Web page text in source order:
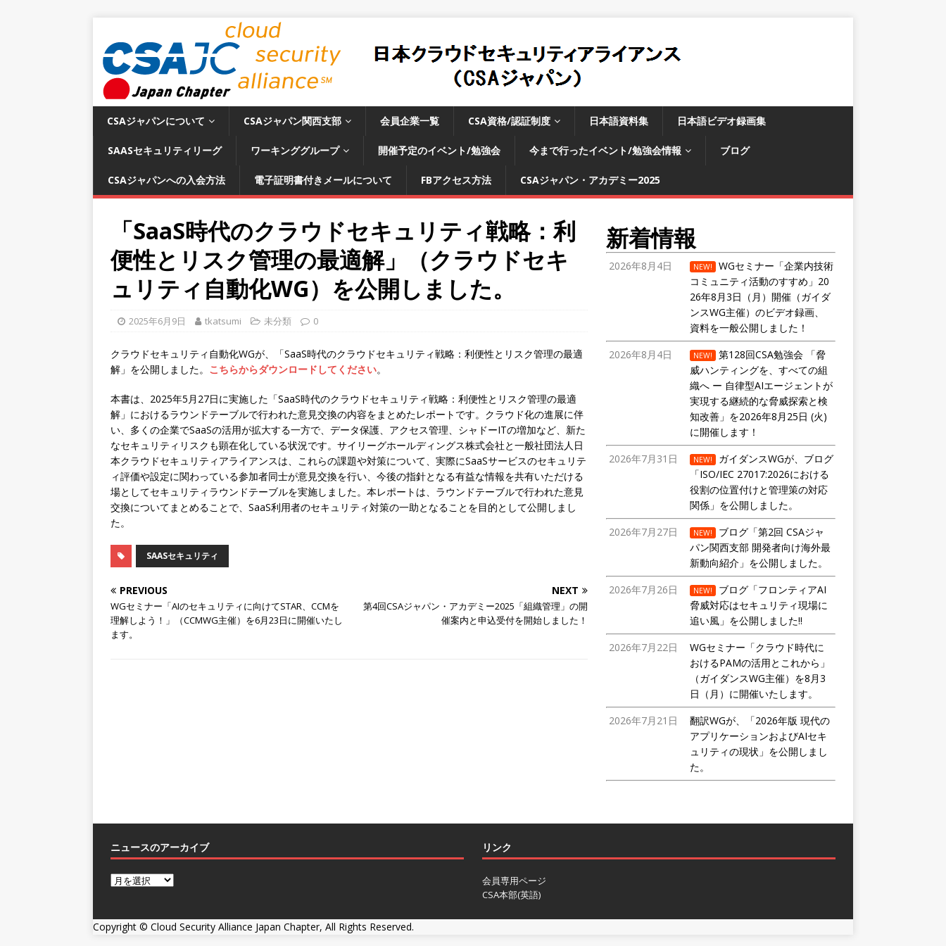
CSAジャパンについて CSAジャパン関西支部 会員企業一覧 CSA資格/認証制度 日本語資料集 日本語ビデオ録画集
SAASセキュリティリーグ ワーキンググループ 開催予定のイベント/勉強会 今まで行ったイベント/勉強会情報 ブログ
CSAジャパンへの入会方法 電子証明書付きメールについて FBアクセス方法 CSAジャパン・アカデミー2025
「SaaS時代のクラウドセキュリティ戦略：利
便性とリスク管理の最適解」（クラウドセキ
ュリティ自動化WG）を公開しました。
2025年6月9日 tkatsumi 未分類 0
クラウドセキュリティ自動化WGが、「SaaS時代のクラウドセキュリティ戦略：利便性とリスク管理の最適
解」を公開しました。 こちらからダウンロードしてください。
本書は、2025年5月27日に実施した「SaaS時代のクラウドセキュリティ戦略：利便性とリスク管理の最適
解」におけるラウンドテーブルで行われた意見交換の内容をまとめたレポートです。クラウド化の進展に伴
い、多くの企業でSaaSの活用が拡大する一方で、データ保護、アクセス管理、シャドーITの増加など、新た
なセキュリティリスクも顕在化している状況です。サイリーグホールディングス株式会社と一般社団法人日
本クラウドセキュリティアライアンスは、これらの課題や対策について、実際にSaaSサービスのセキュリテ
ィ評価や設定に関わっている参加者同士が意見交換を行い、今後の指針となる有益な情報を共有いただける
場としてセキュリティラウンドテーブルを実施しました。本レポートは、ラウンドテーブルで行われた意見
交換についてまとめることで、SaaS利用者のセキュリティ対策の一助となることを目的として公開しまし
た。
SAASセキュリティ
PREVIOUS
WGセミナー「AIのセキュリティに向けてSTAR、CCMを
理解しよう！」（CCMWG主催）を6月23日に開催いたし
ます。
NEXT
第4回CSAジャパン・アカデミー2025「組織管理」の開
催案内と申込受付を開始しました！
新着情報
2026年8月4日 NEW!
WGセミナー「企業内技術
コミュニティ活動のすすめ」20
26年8月3日（月）開催（ガイダ
ンスWG主催）のビデオ録画、
資料を一般公開しました！
2026年8月4日
NEW!
第128回CSA勉強会 「脅
威ハンティングを、すべての組
織へ ー 自律型AIエージェントが
実現する継続的な脅威探索と検
知改善」を2026年8月25日 (火)
に開催します！
2026年7月31日
NEW!
ガイダンスWGが、ブログ
「ISO/IEC 27017:2026における
役割の位置付けと管理策の対応
関係」を公開しました。
2026年7月27日
NEW!
ブログ「第2回 CSAジャ
パン関西支部 開発者向け海外最
新動向紹介」を公開しました。
2026年7月26日
NEW!
ブログ「フロンティアAI
脅威対応はセキュリティ現場に
追い風」を公開しました!!
2026年7月22日
WGセミナー「クラウド時代に
おけるPAMの活用とこれから」
（ガイダンスWG主催）を8月3
日（月）に開催いたします。
2026年7月21日
翻訳WGが、「2026年版 現代の
アプリケーションおよびAIセキ
ュリティの現状」を公開しまし
た。
ニュースのアーカイブ リンク
会員専用ページ
CSA本部(英語)
Copyright © Cloud Security Alliance Japan Chapter, All Rights Reserved.